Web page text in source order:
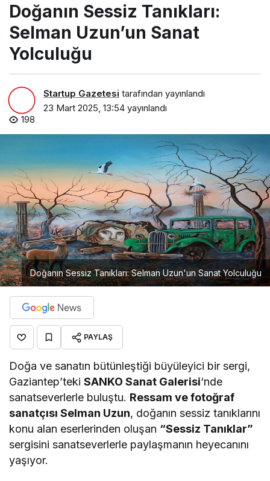
Doğanın Sessiz Tanıkları:
Selman Uzun’un Sanat
Yolculuğu
Startup Gazetesi tarafından yayınlandı
23 Mart 2025, 13:54 yayınlandı
198
Doğanın Sessiz Tanıkları: Selman Uzun'un Sanat Yolculuğu
PAYLAŞ
Doğa ve sanatın bütünleştiği büyüleyici bir sergi,
Gaziantep’tekiSANKO Sanat Galerisi‘nde
sanatseverlerle buluştu. Ressam ve fotoğraf
sanatçısı Selman Uzun, doğanın sessiz tanıklarını
konu alan eserlerinden oluşan “Sessiz Tanıklar”
sergisini sanatseverlerle paylaşmanın heyecanını
yaşıyor.